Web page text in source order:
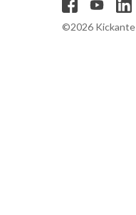
©2026 Kickante